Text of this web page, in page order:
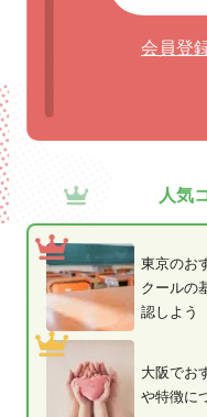
会員登
人気
東京のお
クールの
認しよう
大阪でお
や特徴に